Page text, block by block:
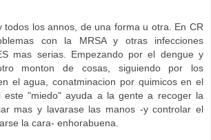
todos los annos, de una forma u otra. En CR
con la MRSA y otras infecciones
mas serias. Empezando por el dengue y
monton de cosas, siguiendo por los
el agua, conatminacion por quimicos en el
este "miedo" ayuda a la gente a recoger la
mas y lavarase las manos -y controlar el
la cara- enhorabuena.